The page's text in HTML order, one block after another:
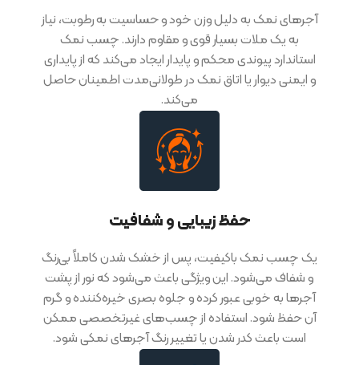
آجرهای نمک به دلیل وزن خود و حساسیت به رطوبت، نیاز
به یک ملات بسیار قوی و مقاوم دارند. چسب نمک
استاندارد پیوندی محکم و پایدار ایجاد می‌کند که از پایداری
و ایمنی دیوار یا اتاق نمک در طولانی‌مدت اطمینان حاصل
می‌کند.
حفظ زیبایی و شفافیت
یک چسب نمک باکیفیت، پس از خشک شدن کاملاً بی‌رنگ
و شفاف می‌شود. این ویژگی باعث می‌شود که نور از پشت
آجرها به خوبی عبور کرده و جلوه بصری خیره‌کننده و گرم
آن حفظ شود. استفاده از چسب‌های غیرتخصصی ممکن
است باعث کدر شدن یا تغییر رنگ آجرهای نمکی شود.